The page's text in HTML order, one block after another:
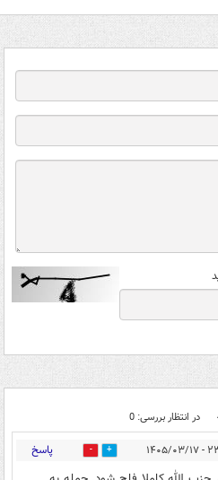
در انتظار بررسی: 0
۱۷ 2 پاسخ